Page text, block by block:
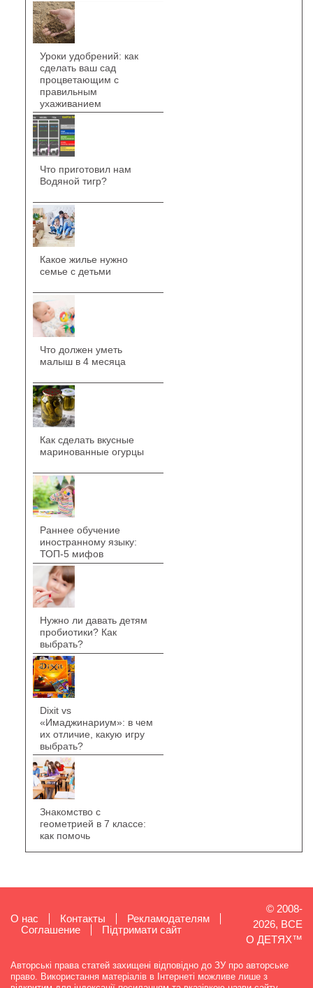
Уроки удобрений: как
сделать ваш сад
процветающим с
правильным
ухаживанием
Что приготовил нам
Водяной тигр?
Какое жилье нужно
семье с детьми
Что должен уметь
малыш в 4 месяца
Как сделать вкусные
маринованные огурцы
Раннее обучение
иностранному языку:
ТОП-5 мифов
Нужно ли давать детям
пробиотики? Как
выбрать?
Dixit vs
«Имаджинариум»: в чем
их отличие, какую игру
выбрать?
Знакомство с
геометрией в 7 классе:
как помочь
О нас Контакты
Рекламодателям
Cоглашение
Підтримати сайт
© 2008-
2026, ВСЕ
О ДЕТЯХ™
Авторські права статей захищені відповідно до ЗУ про авторське
право. Використання матеріалів в Інтернеті можливе лише з